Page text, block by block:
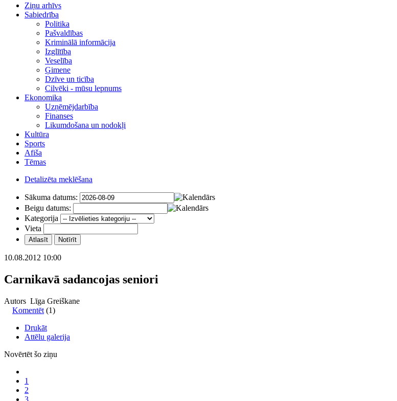
Ziņu arhīvs
Sabiedrība
Politika
Pašvaldības
Kriminālā informācija
Izglītība
Veselība
Ģimene
Dzīve un ticība
Cilvēki - mūsu lepnums
Ekonomika
Uzņēmējdarbība
Finanses
Likumdošana un nodokļi
Kultūra
Sports
Afiša
Tēmas
Detalizēta meklēšana
Sākuma datums:
Beigu datums:
Kategorija
Vieta
10.08.2012 10:00
Carnikavā sadancojas seniori
Autors Līga Greiškane
Komentēt (1)
Drukāt
Attēlu galerija
Novērtēt šo ziņu
1
2
3